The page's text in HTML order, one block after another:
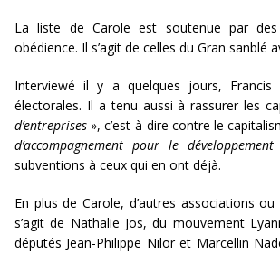
La liste de Carole est soutenue par
obédience. Il s’agit de celles du Gran sanblé
Interviewé il y a quelques jours,
électorales. Il a tenu aussi à rassurer les
d’entreprises », c’est-à-dire contre le
d’accompagnement pour le
subventions à ceux qui en ont déjà.
En plus de Carole, d’autres associations
s’agit de Nathalie Jos, du mouvement
députés Jean-Philippe Nilor et Marcellin